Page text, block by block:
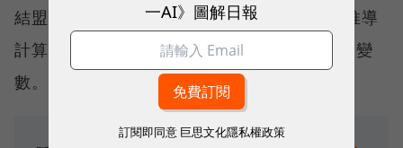
結盟，如何做這道1+1大於2的數學題。而在推導
計算的過程中，也會為電信三雄競爭注入新的變
數。
一AI》圖解日報
訂閱即同意 巨思文化隱私權政策